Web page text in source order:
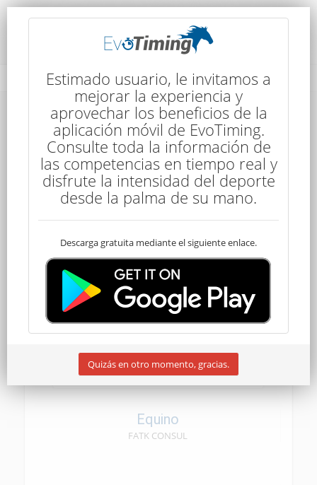
Rendimiento del Competidor
2
Juana BACOT
Clasificado
100 kms
SENIOR
07/09/2024
Equino
FATK CONSUL
Estimado usuario, le invitamos a
mejorar la experiencia y
aprovechar los beneficios de la
aplicación móvil de EvoTiming.
Consulte toda la información de
las competencias en tiempo real y
disfrute la intensidad del deporte
desde la palma de su mano.
Descarga gratuita mediante el siguiente enlace.
Quizás en otro momento, gracias.